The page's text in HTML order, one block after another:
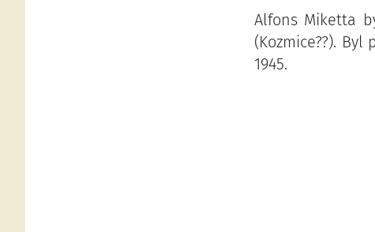
Alfons Miketta
(Kozmice??).
1945.